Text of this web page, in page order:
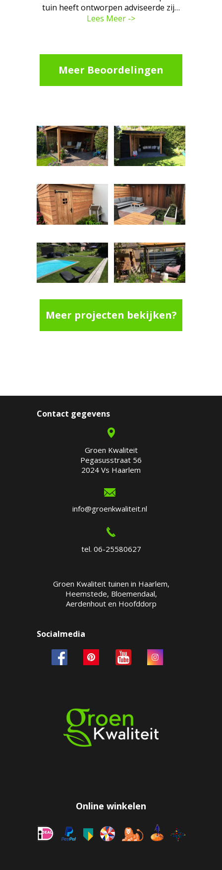
tuin heeft ontworpen adviseerde zij…
Lees Meer ->
Meer Beoordelingen
Meer projecten bekijken?
Contact gegevens
Groen Kwaliteit
Pegasusstraat 56
2024 Vs Haarlem
info@groenkwaliteit.nl
tel. 06-25580627
Groen Kwaliteit tuinen in Haarlem,
Heemstede, Bloemendaal,
Aerdenhout en Hoofddorp
Socialmedia
Online winkelen